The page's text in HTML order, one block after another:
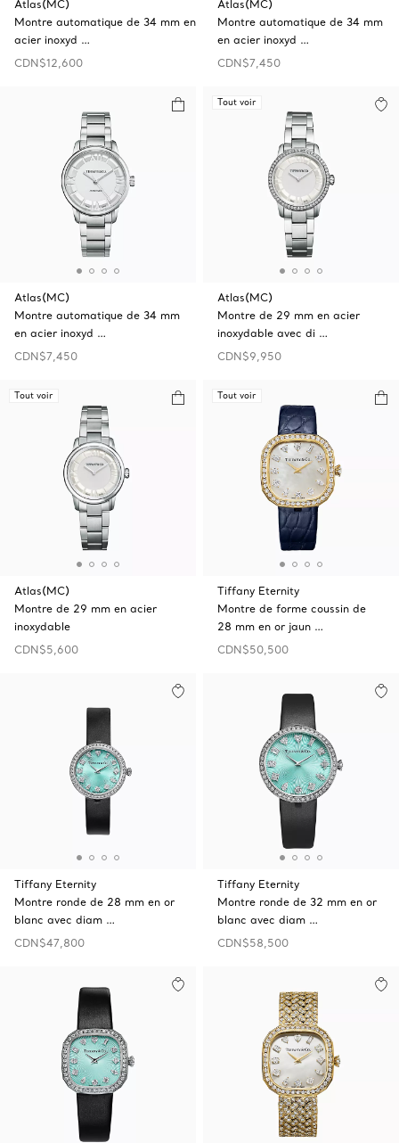
Atlas(MC)
Montre automatique de 34 mm en
acier inoxyd …
CDN$12,600
Atlas(MC)
Montre automatique de 34 mm
en acier inoxyd …
CDN$7,450
Atlas(MC)
Montre automatique de 34 mm
en acier inoxyd …
CDN$7,450
Tout voir
Atlas(MC)
Montre de 29 mm en acier
inoxydable avec di …
CDN$9,950
Tout voir
Atlas(MC)
Montre de 29 mm en acier
inoxydable
CDN$5,600
Tout voir
Tiffany Eternity
Montre de forme coussin de
28 mm en or jaun …
CDN$50,500
Tiffany Eternity
Montre ronde de 28 mm en or
blanc avec diam …
CDN$47,800
Tiffany Eternity
Montre ronde de 32 mm en or
blanc avec diam …
CDN$58,500